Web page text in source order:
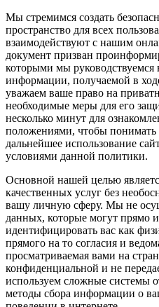
Мы стремимся создать
пространство для всех
взаимодействуют с нашим
документ призван
которыми мы
информации, получаемой в
уважаем ваше право на
необходимые меры для его
несколько минут для
положениями, чтобы
дальнейшее использование
условиями данной политики.
Основной нашей целью
качественных услуг без
вашу личную сферу. Мы не
данных, которые могут прямо
идентифицировать вас как
прямого на то согласия и
просматриваемая вами на
конфиденциальной и не
используем сложные системы
методы сбора информации о